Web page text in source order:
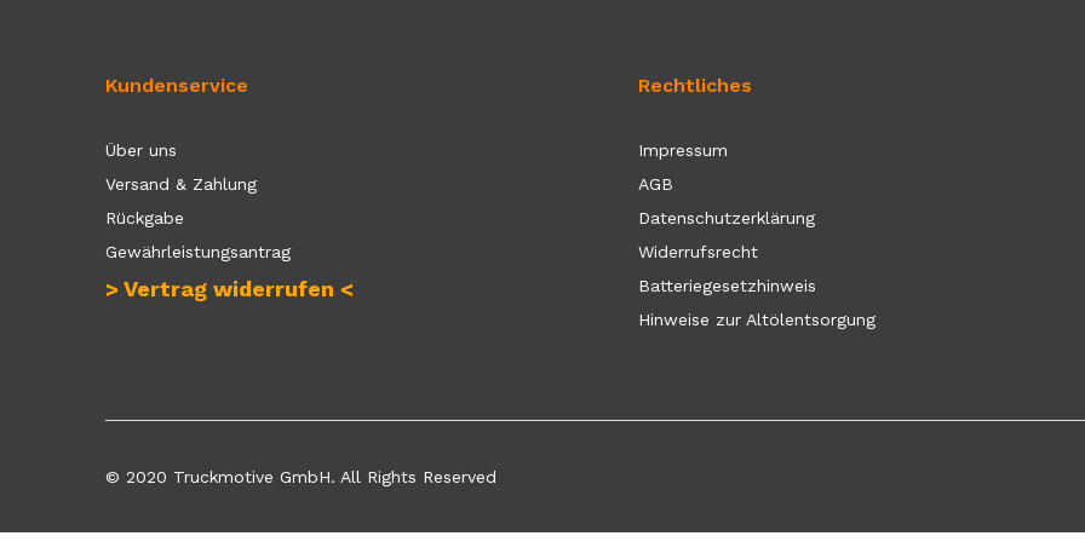
Kundenservice
Über uns
Versand & Zahlung
Rückgabe
Gewährleistungsantrag
> Vertrag widerrufen <
Rechtliches
Impressum
AGB
Datenschutzerklärung
Widerrufsrecht
Batteriegesetzhinweis
Hinweise zur Altölentsorgung
© 2020 Truckmotive GmbH. All Rights Reserved